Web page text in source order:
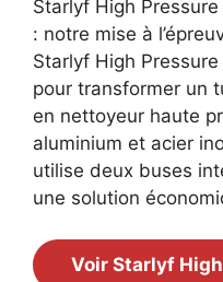
Starlyf High
: notre mise à
Starlyf High
pour transformer un
en nettoyeur haute
aluminium et acier
utilise deux buses
une solution
Voir Starlyf